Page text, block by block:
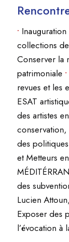
• Inauguration
collections
Conserver la
patrimoniale •
revues et les
ESAT
des artistes
des
et Metteurs
des
Lucien
Exposer des
l’évocation à